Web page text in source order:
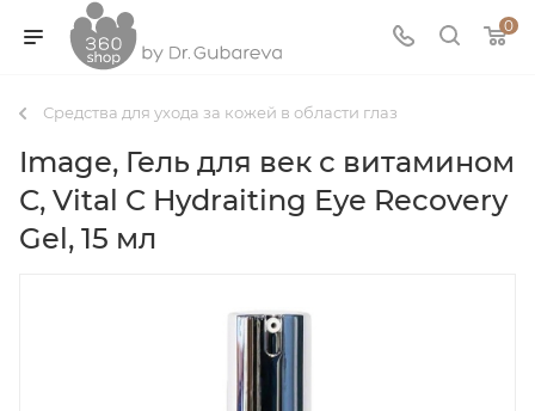
0
Средства для ухода за кожей в области глаз
Image, Гель для век с витамином
С, Vital C Hydraiting Eye Recovery
Gel, 15 мл